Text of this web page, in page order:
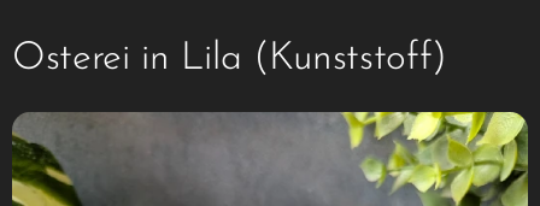
Osterei in Lila (Kunststoff)